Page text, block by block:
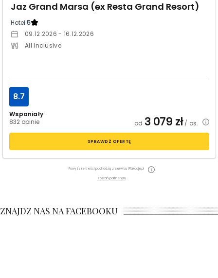
Jaz Grand Marsa (ex Resta Grand Resort)
Hotel:5
09.12.2026 - 16.12.2026
All Inclusive
Wspaniały
832 opinie
8.7
od 3 079 zł/ os.
SPRAWDŹ OFERTĘ
Powyższe treści pochodzą z serwisu Wakacje.pl
Zostań partnerem
ZNAJDZ NAS NA FACEBOOKU